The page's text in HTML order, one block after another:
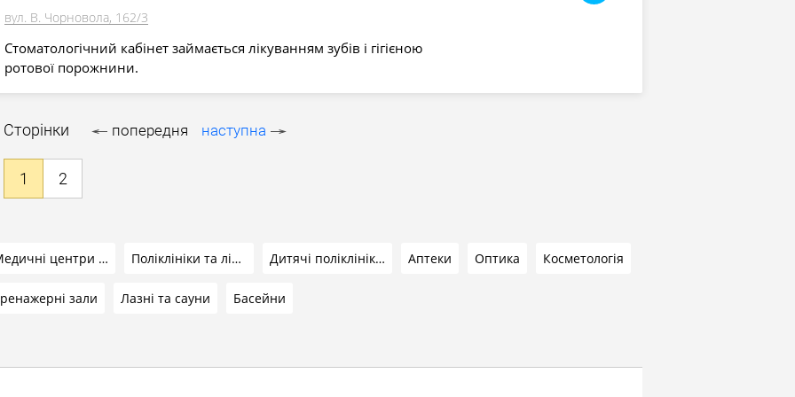
вул. В. Чорновола, 162/3
Стоматологічний кабінет займається лікуванням зубів і гігієною
ротової порожнини.
Сторінки попередня наступна
1 2
Медичні центри та лабораторії Поліклініки та лікарні Дитячі поліклініки та лікарні Аптеки Оптика Косметологія
зали Лазні та сауни Басейни